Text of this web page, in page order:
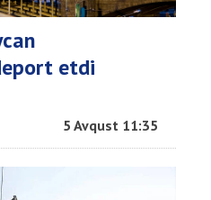
etdi
5 Avqust 11:35